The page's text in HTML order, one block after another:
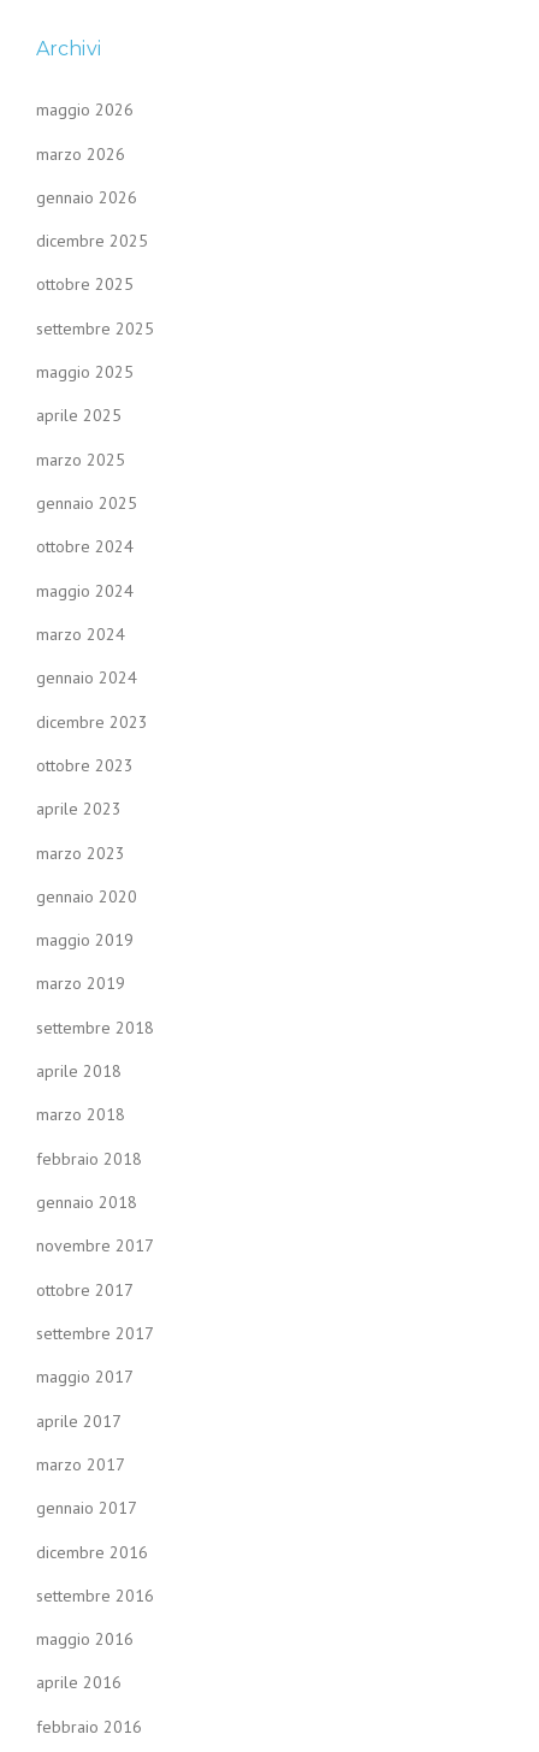
Archivi
maggio 2026
marzo 2026
gennaio 2026
dicembre 2025
ottobre 2025
settembre 2025
maggio 2025
aprile 2025
marzo 2025
gennaio 2025
ottobre 2024
maggio 2024
marzo 2024
gennaio 2024
dicembre 2023
ottobre 2023
aprile 2023
marzo 2023
gennaio 2020
maggio 2019
marzo 2019
settembre 2018
aprile 2018
marzo 2018
febbraio 2018
gennaio 2018
novembre 2017
ottobre 2017
settembre 2017
maggio 2017
aprile 2017
marzo 2017
gennaio 2017
dicembre 2016
settembre 2016
maggio 2016
aprile 2016
febbraio 2016